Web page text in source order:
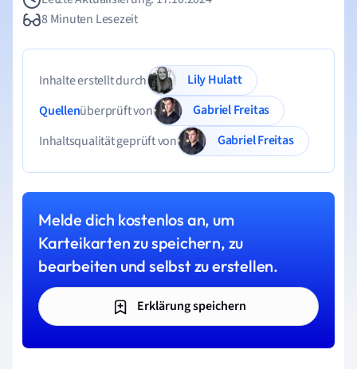
8 Minuten Lesezeit
Inhalte erstellt durch
Lily Hulatt
Quellenüberprüft von
Gabriel Freitas
Inhaltsqualität geprüft von
Gabriel Freitas
Melde dich kostenlos an, um
Karteikarten zu speichern, zu
bearbeiten und selbst zu erstellen.
Erklärung speichern